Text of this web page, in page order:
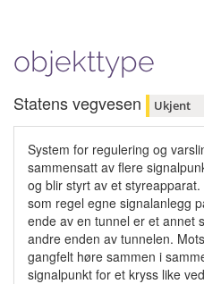
objekttype
Statens vegvesen Ukjent
System for regulering og
sammensatt av flere
og blir styrt av et
som regel egne signalanlegg
ende av en tunnel er et annet
andre enden av tunnelen.
gangfelt høre sammen i
signalpunkt for et kryss like